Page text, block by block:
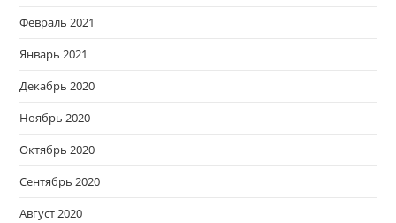
Февраль 2021
Январь 2021
Декабрь 2020
Ноябрь 2020
Октябрь 2020
Сентябрь 2020
Август 2020